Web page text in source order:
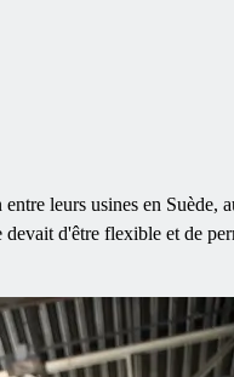
leurs usines en Suède,
d'être flexible et de